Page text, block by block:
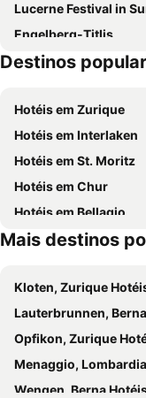
Hotel Bergidyll - Riders Haven -
Sonne Andermatt Swiss
B&B Garni Casa La Val
Albergo San Gottardo
Sport- Und Wellnesshotel
Catrina Lodge
Hotel Hoheneck
GRAND your home with common kitchens with self
BB Garni Motta
Lucerne Festival in
Engelberg-Titlis
Lake Lucerne
Disentis 3000
Klewenalp-Stockhütte
Stoos
Sörenberg-Flühli
Mythen
Einsiedler
Destinos
Hotéis em Zurique
Hotéis em Interlaken
Hotéis em St. Moritz
Hotéis em Chur
Hotéis em Bellagio
Mais destinos
Kloten, Zurique
Lauterbrunnen,
Opfikon, Zurique
Menaggio,
Wengen, Berna